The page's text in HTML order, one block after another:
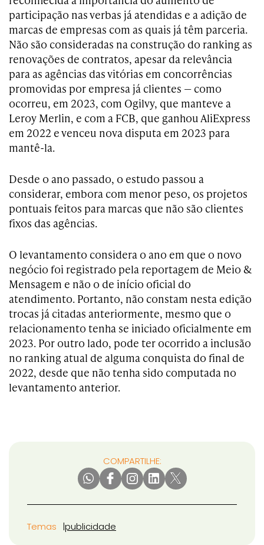
participação nas verbas já atendidas e a adição de
marcas de empresas com as quais já têm parceria.
Não são consideradas na construção do ranking as
renovações de contratos, apesar da relevância
para as agências das vitórias em concorrências
promovidas por empresa já clientes — como
ocorreu, em 2023, com Ogilvy, que manteve a
Leroy Merlin, e com a FCB, que ganhou AliExpress
em 2022 e venceu nova disputa em 2023 para
mantê-la.
Desde o ano passado, o estudo passou a
considerar, embora com menor peso, os projetos
pontuais feitos para marcas que não são clientes
fixos das agências.
O levantamento considera o ano em que o novo
negócio foi registrado pela reportagem de Meio &
Mensagem e não o de início oficial do
atendimento. Portanto, não constam nesta edição
trocas já citadas anteriormente, mesmo que o
relacionamento tenha se iniciado oficialmente em
2023. Por outro lado, pode ter ocorrido a inclusão
no ranking atual de alguma conquista do final de
2022, desde que não tenha sido computada no
levantamento anterior.
COMPARTILHE:
Temas publicidade